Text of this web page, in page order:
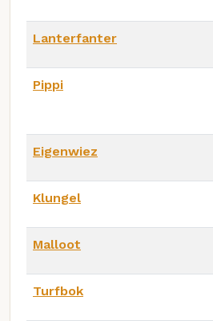
Lanterfanter
Pippi
Eigenwiez
Klungel
Malloot
Turfbok